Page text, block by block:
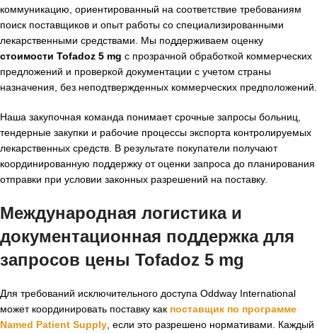
коммуникацию, ориентированный на соответствие требованиям
поиск поставщиков и опыт работы со специализированными
лекарственными средствами. Мы поддерживаем оценку
стоимости Tofadoz 5 mg с прозрачной обработкой коммерческих
предложений и проверкой документации с учетом страны
назначения, без неподтвержденных коммерческих предположений.
Наша закупочная команда понимает срочные запросы больниц,
тендерные закупки и рабочие процессы экспорта контролируемых
лекарственных средств. В результате покупатели получают
координированную поддержку от оценки запроса до планирования
отправки при условии законных разрешений на поставку.
Международная логистика и
документационная поддержка для
запросов цены Tofadoz 5 mg
Для требований исключительного доступа Oddway International
может координировать поставку как поставщик по программе
Named Patient Supply , если это разрешено нормативами. Каждый